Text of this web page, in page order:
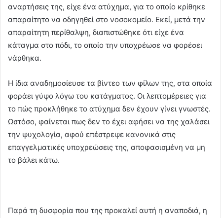
αναρτήσεις της, είχε ένα ατύχημα, για το οποίο κρίθηκε
απαραίτητο να οδηγηθεί στο νοσοκομείο. Εκεί, μετά την
απαραίτητη περίθαλψη, διαπιστώθηκε ότι είχε ένα
κάταγμα στο πόδι, το οποίο την υποχρέωσε να φορέσει
νάρθηκα.
Η ίδια αναδημοσίευσε τα βίντεο των φίλων της, στα οποία
φοράει γύψο λόγω του κατάγματος. Οι λεπτομέρειες για
το πώς προκλήθηκε το ατύχημα δεν έχουν γίνει γνωστές.
Ωστόσο, φαίνεται πως δεν το έχει αφήσει να της χαλάσει
την ψυχολογία, αφού επέστρεψε κανονικά στις
επαγγελματικές υποχρεώσεις της, αποφασισμένη να μη
το βάλει κάτω.
Παρά τη δυσφορία που της προκαλεί αυτή η αναποδιά, η